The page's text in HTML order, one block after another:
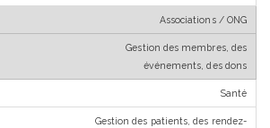
Associations / ONG
Gestion des membres, des
événements, des dons
Santé
Gestion des patients, des rendez-